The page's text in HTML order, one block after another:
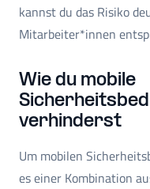
kannst du das Risiko
Mitarbeiter*innen
Wie du mobile
verhinderst
Um mobilen
es einer Kombination